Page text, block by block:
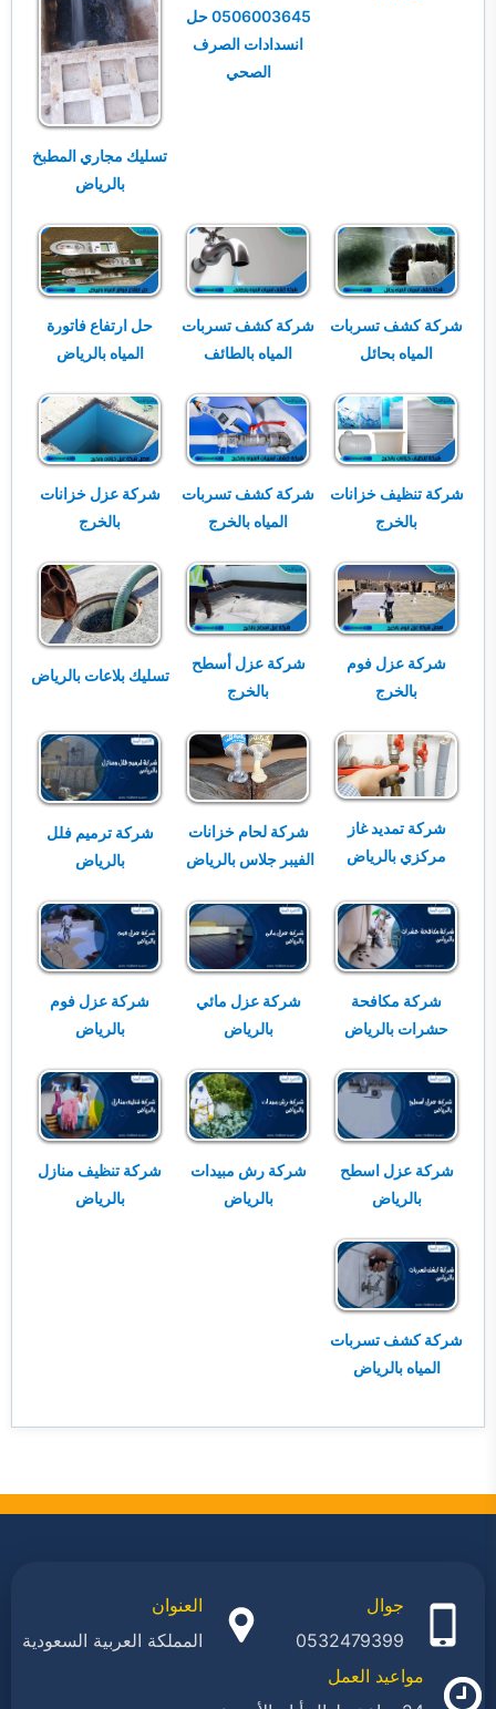
0506003645 حل
انسدادات الصرف
الصحي
تسليك مجاري المطبخ
بالرياض
شركة كشف تسربات
المياه بحائل
شركة كشف تسربات
المياه بالطائف
حل ارتفاع فاتورة
المياه بالرياض
شركة تنظيف خزانات
بالخرج
شركة كشف تسربات
المياه بالخرج
شركة عزل خزانات
بالخرج
شركة عزل فوم
بالخرج
شركة عزل أسطح
بالخرج
تسليك بلاعات بالرياض
شركة تمديد غاز
مركزي بالرياض
شركة لحام خزانات
الفيبر جلاس بالرياض
شركة ترميم فلل
بالرياض
شركة مكافحة
حشرات بالرياض
شركة عزل مائي
بالرياض
شركة عزل فوم
بالرياض
شركة عزل اسطح
بالرياض
شركة رش مبيدات
بالرياض
شركة تنظيف منازل
بالرياض
شركة كشف تسربات
المياه بالرياض
جوال
0532479399
العنوان
المملكة العربية السعودية
مواعيد العمل